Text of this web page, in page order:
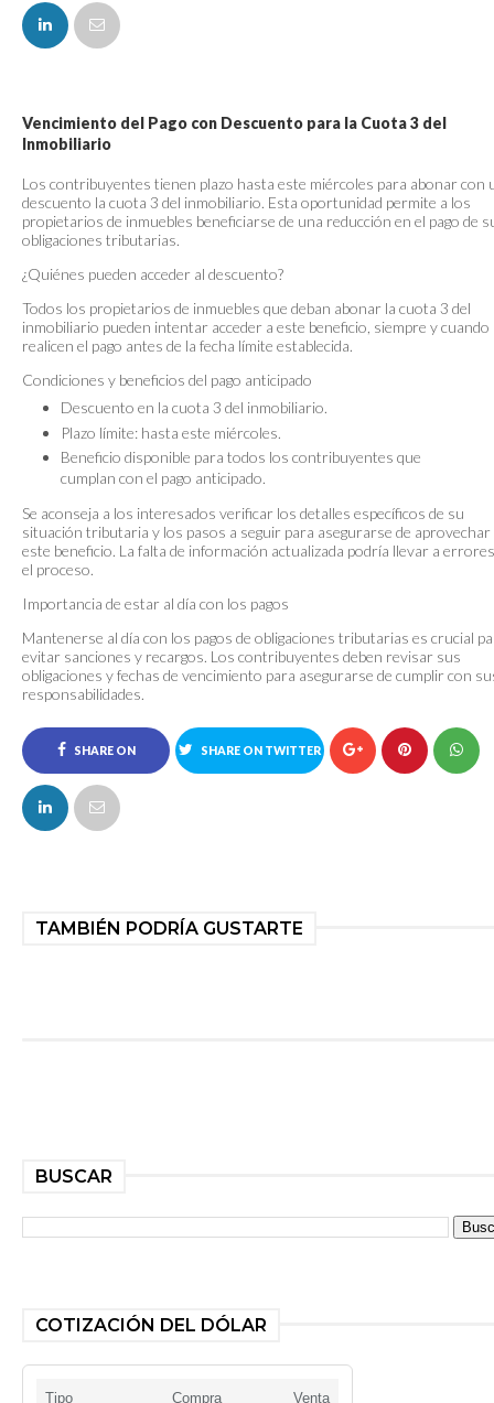
FACEBOOK
Vencimiento del Pago con Descuento para la Cuota 3 del
Inmobiliario
Los contribuyentes tienen plazo hasta este miércoles para abonar con
descuento la cuota 3 del inmobiliario. Esta oportunidad permite a los
propietarios de inmuebles beneficiarse de una reducción en el pago de
obligaciones tributarias.
¿Quiénes pueden acceder al descuento?
Todos los propietarios de inmuebles que deban abonar la cuota 3 del
inmobiliario pueden intentar acceder a este beneficio, siempre y cuando
realicen el pago antes de la fecha límite establecida.
Condiciones y beneficios del pago anticipado
Descuento en la cuota 3 del inmobiliario.
Plazo límite: hasta este miércoles.
Beneficio disponible para todos los contribuyentes que
cumplan con el pago anticipado.
Se aconseja a los interesados verificar los detalles específicos de su
situación tributaria y los pasos a seguir para asegurarse de aprovechar
este beneficio. La falta de información actualizada podría llevar a
el proceso.
Importancia de estar al día con los pagos
Mantenerse al día con los pagos de obligaciones tributarias es crucial
evitar sanciones y recargos. Los contribuyentes deben revisar sus
obligaciones y fechas de vencimiento para asegurarse de cumplir con
responsabilidades.
SHARE ON
FACEBOOK
SHARE ON TWITTER
TAMBIÉN PODRÍA GUSTARTE
BUSCAR
COTIZACIÓN DEL DÓLAR
Tipo Compra Venta